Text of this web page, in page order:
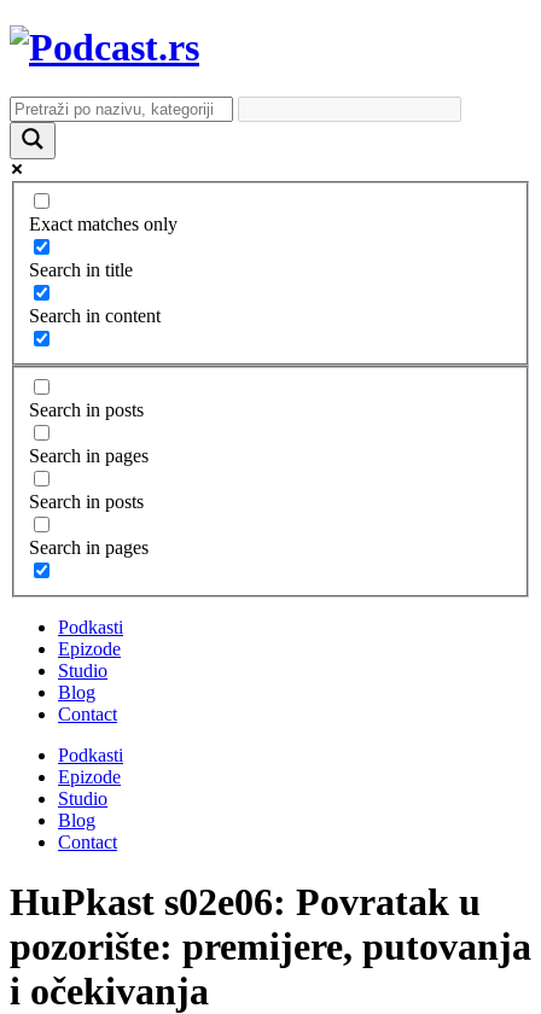
Exact matches only
Search in title
Search in content
Search in posts
Search in pages
Search in posts
Search in pages
Podkasti
Epizode
Studio
Blog
Contact
Podkasti
Epizode
Studio
Blog
Contact
HuPkast s02e06: Povratak u
pozorište: premijere, putovanja
i očekivanja